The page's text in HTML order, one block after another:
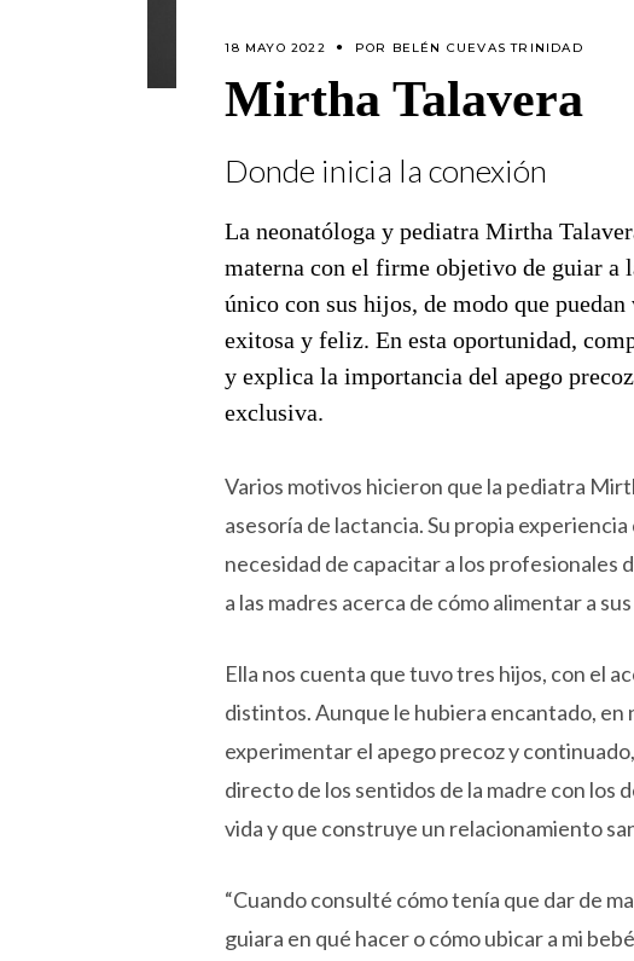
18 MAYO 2022 POR BELÉN CUEVAS TRINIDAD
Mirtha Talavera
Donde inicia la conexión
La neonatóloga y pediatra Mirtha
materna con el firme objetivo de guiar a
único con sus hijos, de modo que
exitosa y feliz. En esta oportunidad,
y explica la importancia del apego
exclusiva.
Varios motivos hicieron que la pediatra
asesoría de lactancia. Su propia
necesidad de capacitar a los profesionales
a las madres acerca de cómo alimentar a
Ella nos cuenta que tuvo tres hijos, con el
distintos. Aunque le hubiera encantado,
experimentar el apego precoz y
directo de los sentidos de la madre con los
vida y que construye un relacionamiento
“Cuando consulté cómo tenía que dar de
guiara en qué hacer o cómo ubicar a mi